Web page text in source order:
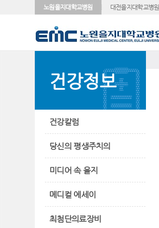
노원을지대학교병원 대전을지대학교병원
건강정보
건강칼럼
당신의 평생주치의
미디어 속 을지
메디컬 에세이
최첨단의료장비